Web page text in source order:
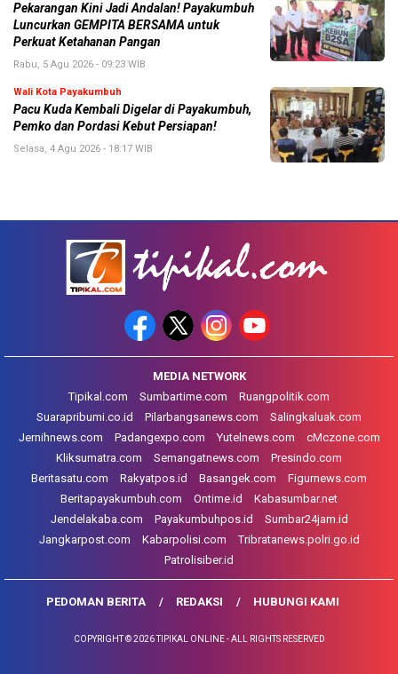
Pekarangan Kini Jadi Andalan! Payakumbuh
Luncurkan GEMPITA BERSAMA untuk
Perkuat Ketahanan Pangan
Rabu, 5 Agu 2026 - 09:23 WIB
Wali Kota Payakumbuh
Pacu Kuda Kembali Digelar di Payakumbuh,
Pemko dan Pordasi Kebut Persiapan!
Selasa, 4 Agu 2026 - 18:17 WIB
MEDIA NETWORK
Tipikal.com
Sumbartime.com
Ruangpolitik.com
Suarapribumi.co.id
Pilarbangsanews.com
Salingkaluak.com
Jernihnews.com
Padangexpo.com Yutelnews.com
cMczone.com
Kliksumatra.com
Semangatnews.com
Presindo.com
Beritasatu.com
Rakyatpos.id Basangek.com
Figurnews.com
Beritapayakumbuh.com
Ontime.id
Kabasumbar.net
Jendelakaba.com
Payakumbuhpos.id
Sumbar24jam.id
Jangkarpost.com
Kabarpolisi.com
Tribratanews.polri.go.id
Patrolisiber.id
PEDOMAN BERITA REDAKSI HUBUNGI KAMI
COPYRIGHT © 2026 TIPIKAL ONLINE - ALL RIGHTS RESERVED